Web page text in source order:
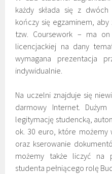
każdy składa się z
kończy się egzaminem,
tzw. Coursework – ma
licencjackiej na dany
wymagana prezentacja
indywidualnie.
Na uczelni znajduje się
darmowy Internet.
legitymację studencką,
ok. 30 euro, które możemy
oraz kserowanie
możemy także liczyć na
studenta pełniącego rolę